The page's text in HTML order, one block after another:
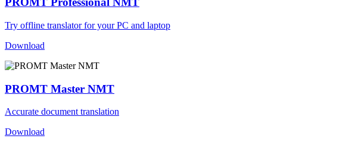
Try offline translator for your PC and laptop
Download
PROMT Master NMT
Accurate document translation
Download